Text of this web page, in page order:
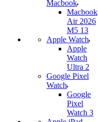
Macbook
Macbook
Air 2026
M5 13
Apple Watch
Apple
Watch
Ultra 2
Google Pixel
Watch
Google
Pixel
Watch 3